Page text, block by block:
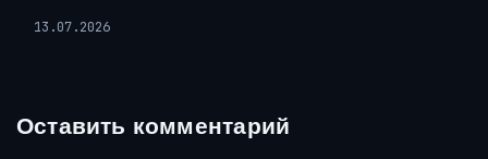
13.07.2026
Оставить комментарий